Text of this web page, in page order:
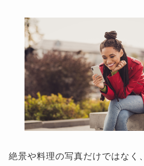
絶景や料理の写真だけではなく